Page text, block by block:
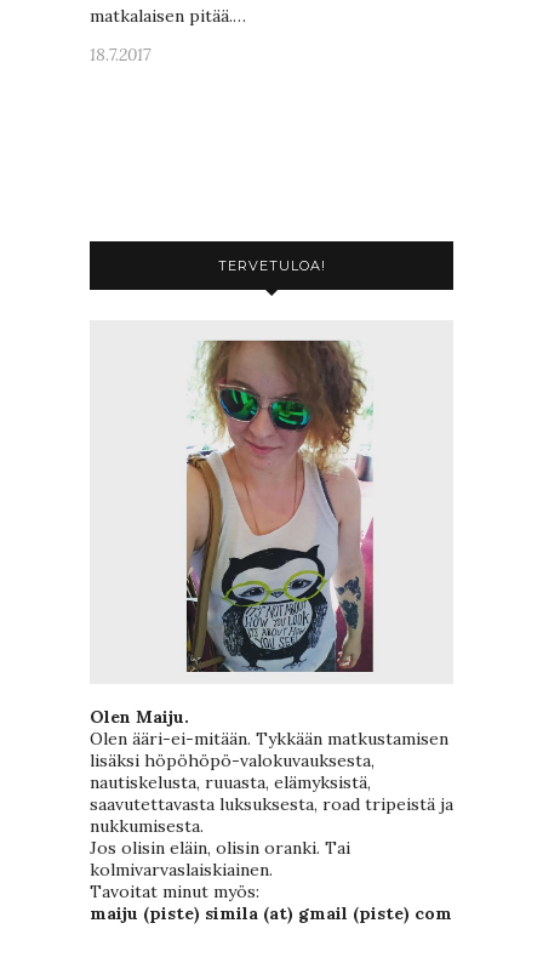
matkalaisen pitää.…
18.7.2017
TERVETULOA!
Olen Maiju.
Olen ääri-ei-mitään. Tykkään matkustamisen
lisäksi höpöhöpö-valokuvauksesta,
nautiskelusta, ruuasta, elämyksistä,
saavutettavasta luksuksesta, road tripeistä ja
nukkumisesta.
Jos olisin eläin, olisin oranki. Tai
kolmivarvaslaiskiainen.
Tavoitat minut myös:
maiju (piste) simila (at) gmail (piste) com